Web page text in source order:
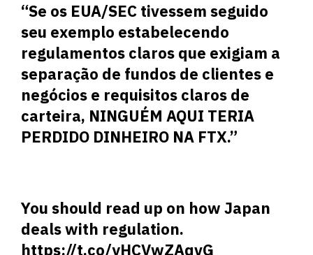
“Se os EUA/SEC tivessem seguido
seu exemplo estabelecendo
regulamentos claros que exigiam a
separação de fundos de clientes e
negócios e requisitos claros de
carteira, NINGUÉM AQUI TERIA
PERDIDO DINHEIRO NA FTX.”
You should read up on how Japan
deals with regulation.
https://t.co/yHCVwZAqvG